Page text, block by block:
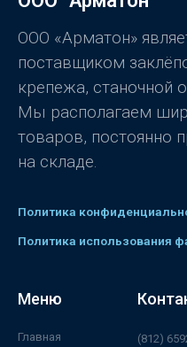
з
ООО «Арматон»
поставщиком
крепежа, станочной
Мы располагаем
товаров, постоянно
на складе.
Политика
Политика использования
Меню
Главная (812)